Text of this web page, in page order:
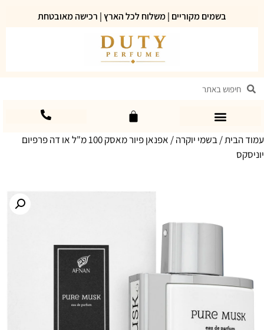
בשמים מקוריים | משלוח לכל הארץ | רכישה מאובטחת
עמוד הבית/בשמי יוקרה
/ אפנאן פיור מאסק 100 מ"ל או דה פרפיום
יוניסקס